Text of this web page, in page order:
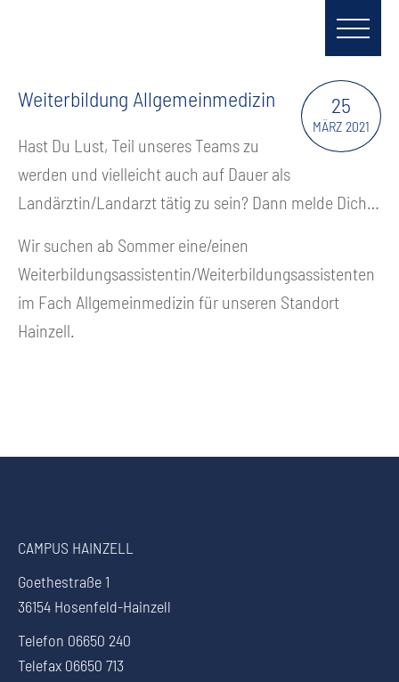
25
MÄRZ 2021
Weiterbildung Allgemeinmedizin
Hast Du Lust, Teil unseres Teams zu
werden und vielleicht auch auf Dauer als
Landärztin/Landarzt tätig zu sein? Dann melde Dich…
Wir suchen ab Sommer eine/einen
Weiterbildungsassistentin/Weiterbildungsassistenten
im Fach Allgemeinmedizin für unseren Standort
Hainzell.
CAMPUS HAINZELL
Goethestraße 1
36154 Hosenfeld-Hainzell
Telefon 06650 240
Telefax 06650 713